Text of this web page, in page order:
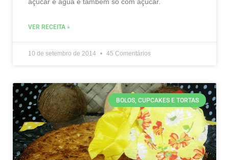
açúcar e água e também só com açúcar.
VER RECEITA »
10 de setembro de 2014 45 Comentários
BOLOS, CUPCAKES E TORTAS